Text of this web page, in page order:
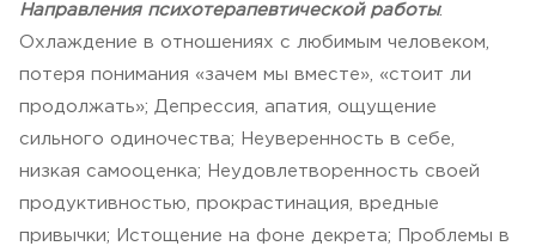
Направления психотерапевтической работы:
Охлаждение в отношениях с любимым человеком,
потеря понимания «зачем мы вместе», «стоит ли
продолжать»; Депрессия, апатия, ощущение
сильного одиночества; Неуверенность в себе,
низкая самооценка; Неудовлетворенность своей
продуктивностью, прокрастинация, вредные
привычки; Истощение на фоне декрета; Проблемы в